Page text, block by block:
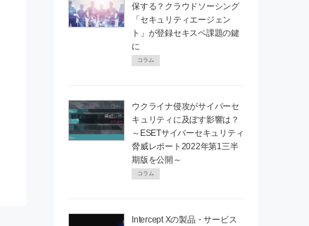
保する？クラウドソーシング
「セキュリティエージェン
ト」が登録セキスペ課題の鍵
に
コラム
ウクライナ侵攻がサイバーセ
キュリティに及ぼす影響は？
～ESETサイバーセキュリティ
脅威レポート2022年第1三半
期版を公開～
コラム
Intercept Xの製品・サービス